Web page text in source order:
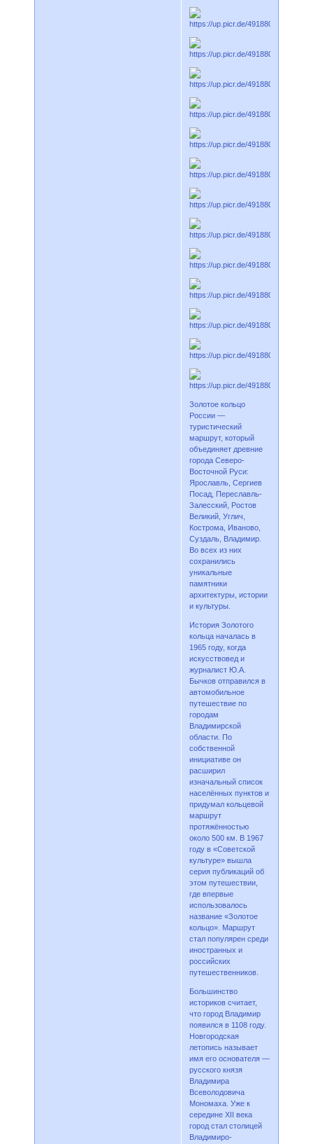
Золотое кольцо
России —
туристический
маршрут, который
объединяет древние
города Северо-
Восточной Руси:
Ярославль, Сергиев
Посад, Переславль-
Залесский, Ростов
Великий, Углич,
Кострома, Иваново,
Суздаль, Владимир.
Во всех из них
сохранились
уникальные
памятники
архитектуры, истории
и культуры.
История Золотого
кольца началась в
1965 году, когда
искусствовед и
журналист Ю.А.
Бычков отправился в
автомобильное
путешествие по
городам
Владимирской
области. По
собственной
инициативе он
расширил
изначальный список
населённых пунктов и
придумал кольцевой
маршрут
протяжённостью
около 500 км. В 1967
году в «Советской
культуре» вышла
серия публикаций об
этом путешествии,
где впервые
использовалось
название «Золотое
кольцо». Маршрут
стал популярен среди
иностранных и
российских
путешественников.
Большинство
историков считает,
что город Владимир
появился в 1108 году.
Новгородская
летопись называет
имя его основателя —
русского князя
Владимира
Всеволодовича
Мономаха. Уже к
середине XII века
город стал столицей
Владимиро-